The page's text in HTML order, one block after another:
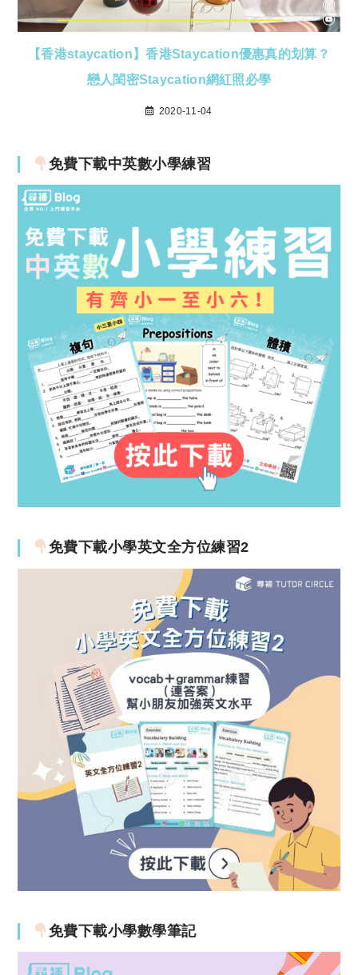
【香港staycation】香港Staycation優惠真的划算？
戀人閨密Staycation網紅照必學
2020-11-04
免費下載中英數小學練習
免費下載小學英文全方位練習2
免費下載小學數學筆記